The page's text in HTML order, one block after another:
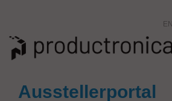
Ausstellerportal
EN